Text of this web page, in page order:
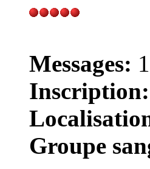
Messages:
Inscription:
Groupe